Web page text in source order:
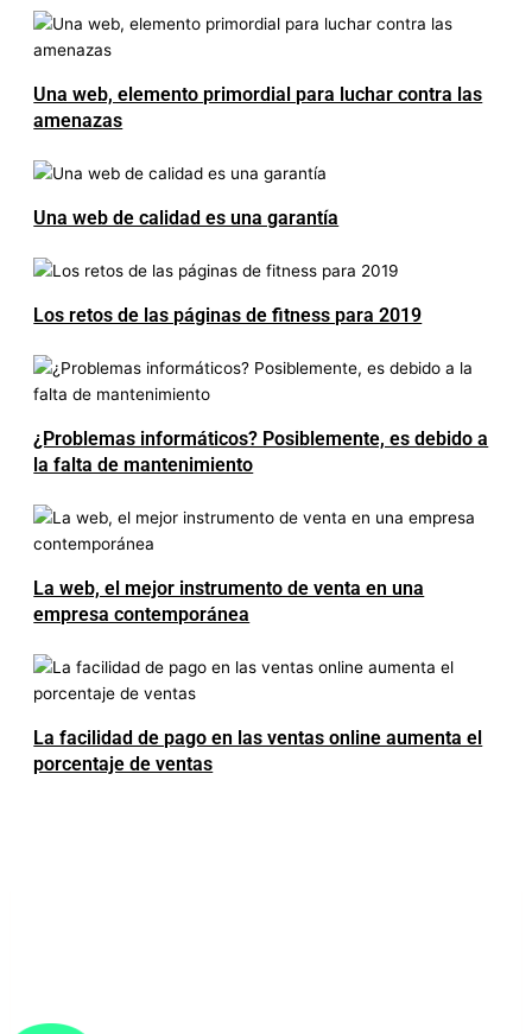
Una web, elemento primordial para luchar contra las
amenazas
Una web de calidad es una garantía
Los retos de las páginas de fitness para 2019
¿Problemas informáticos? Posiblemente, es debido a
la falta de mantenimiento
La web, el mejor instrumento de venta en una
empresa contemporánea
La facilidad de pago en las ventas online aumenta el
porcentaje de ventas